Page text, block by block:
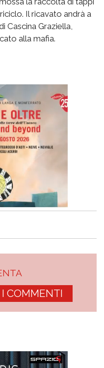
Il ricavato andrà a
Cascina Graziella,
alla mafia.
COMMENTI